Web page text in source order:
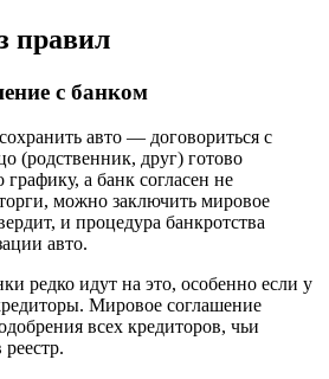
правил
с банком
авто — договориться с
(родственник, друг) готово
а банк согласен не
можно заключить мировое
и процедура банкротства
авто.
редко идут на это, особенно если у
Мировое соглашение
всех кредиторов, чьи